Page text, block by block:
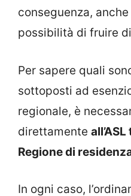
conseguenza,
possibilità di fruire
Per sapere quali
sottoposti ad
regionale, è
direttamente
Regione di
In ogni caso,